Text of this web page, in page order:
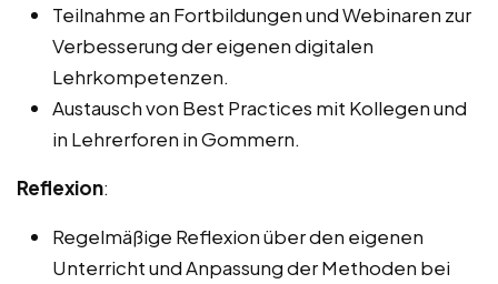
Teilnahme an Fortbildungen und Webinaren zur
Verbesserung der eigenen digitalen
Lehrkompetenzen.
Austausch von Best Practices mit Kollegen und
in Lehrerforen in Gommern.
Reflexion:
Regelmäßige Reflexion über den eigenen
Unterricht und Anpassung der Methoden bei